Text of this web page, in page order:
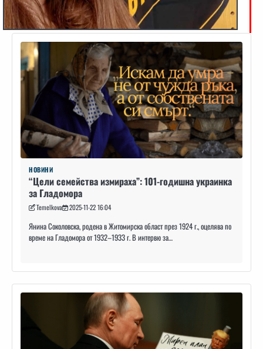
НОВИНИ
“Цели семейства измираха”: 101-годишна украинка
за Гладомора
Temelkova 2025-11-22 16:04
Янина Соколовска, родена в Житомирска област през 1924 г., оцелява по
време на Гладомора от 1932–1933 г. В интервю за…